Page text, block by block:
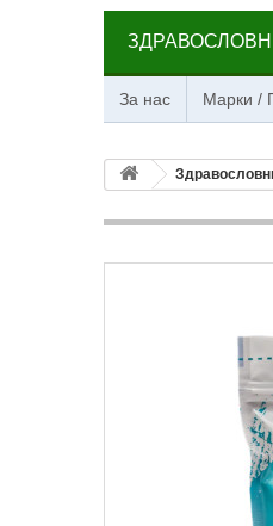
За нас Марки /